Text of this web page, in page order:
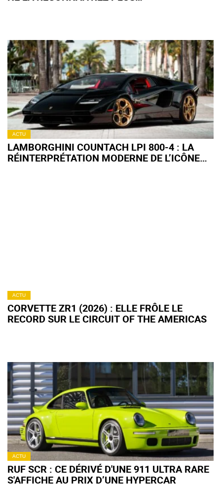
ACTU
LAMBORGHINI COUNTACH LPI 800-4 : LA
RÉINTERPRÉTATION MODERNE DE L’ICÔNE
ACTU
CORVETTE ZR1 (2026) : ELLE FRÔLE LE
RECORD SUR LE CIRCUIT OF THE AMERICAS
ACTU
RUF SCR : CE DÉRIVÉ D'UNE 911 ULTRA RARE
S'AFFICHE AU PRIX D’UNE HYPERCAR